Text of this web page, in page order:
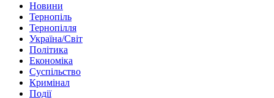
Новини
Тернопіль
Тернопілля
Україна/Світ
Політика
Економіка
Суспільство
Кримінал
Події